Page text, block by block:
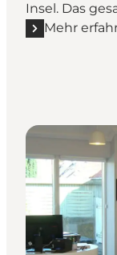
Insel. Das
Mehr
Mehr